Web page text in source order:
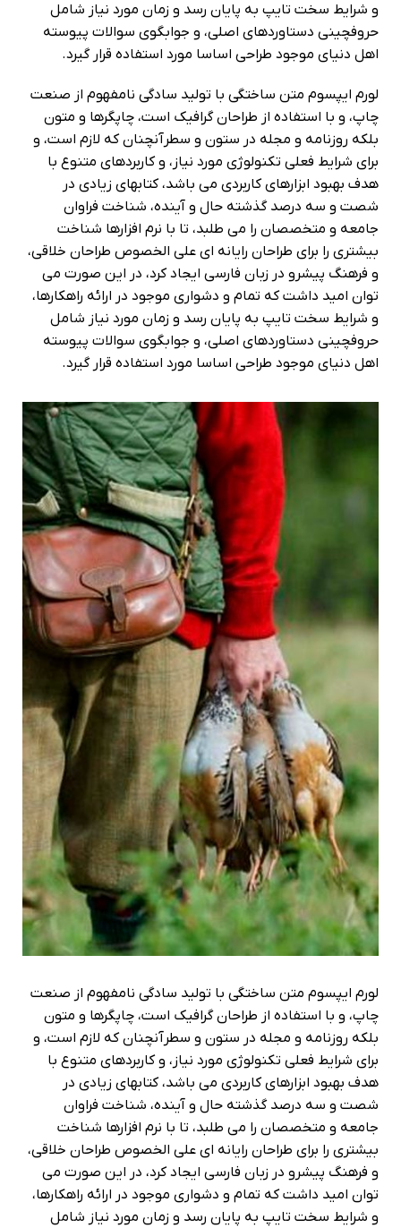
و شرایط سخت تایپ به پایان رسد و زمان مورد نیاز شامل
حروفچینی دستاوردهای اصلی، و جوابگوی سوالات پیوسته
اهل دنیای موجود طراحی اساسا مورد استفاده قرار گیرد.
لورم ایپسوم متن ساختگی با تولید سادگی نامفهوم از صنعت
چاپ، و با استفاده از طراحان گرافیک است، چاپگرها و متون
بلکه روزنامه و مجله در ستون و سطرآنچنان که لازم است، و
برای شرایط فعلی تکنولوژی مورد نیاز، و کاربردهای متنوع با
هدف بهبود ابزارهای کاربردی می باشد، کتابهای زیادی در
شصت و سه درصد گذشته حال و آینده، شناخت فراوان
جامعه و متخصصان را می طلبد، تا با نرم افزارها شناخت
بیشتری را برای طراحان رایانه ای علی الخصوص طراحان خلاقی،
و فرهنگ پیشرو در زبان فارسی ایجاد کرد، در این صورت می
توان امید داشت که تمام و دشواری موجود در ارائه راهکارها،
و شرایط سخت تایپ به پایان رسد و زمان مورد نیاز شامل
حروفچینی دستاوردهای اصلی، و جوابگوی سوالات پیوسته
اهل دنیای موجود طراحی اساسا مورد استفاده قرار گیرد.
لورم ایپسوم متن ساختگی با تولید سادگی نامفهوم از صنعت
چاپ، و با استفاده از طراحان گرافیک است، چاپگرها و متون
بلکه روزنامه و مجله در ستون و سطرآنچنان که لازم است، و
برای شرایط فعلی تکنولوژی مورد نیاز، و کاربردهای متنوع با
هدف بهبود ابزارهای کاربردی می باشد، کتابهای زیادی در
شصت و سه درصد گذشته حال و آینده، شناخت فراوان
جامعه و متخصصان را می طلبد، تا با نرم افزارها شناخت
بیشتری را برای طراحان رایانه ای علی الخصوص طراحان خلاقی،
و فرهنگ پیشرو در زبان فارسی ایجاد کرد، در این صورت می
توان امید داشت که تمام و دشواری موجود در ارائه راهکارها،
و شرایط سخت تایپ به پایان رسد و زمان مورد نیاز شامل